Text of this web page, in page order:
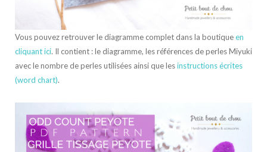
Vous pouvez retrouver le diagramme complet dans la boutiqueen
cliquant ici. Il contient : le diagramme, les références de perles Miyuki
avec le nombre de perles utilisées ainsi que lesinstructions écrites
(word chart).